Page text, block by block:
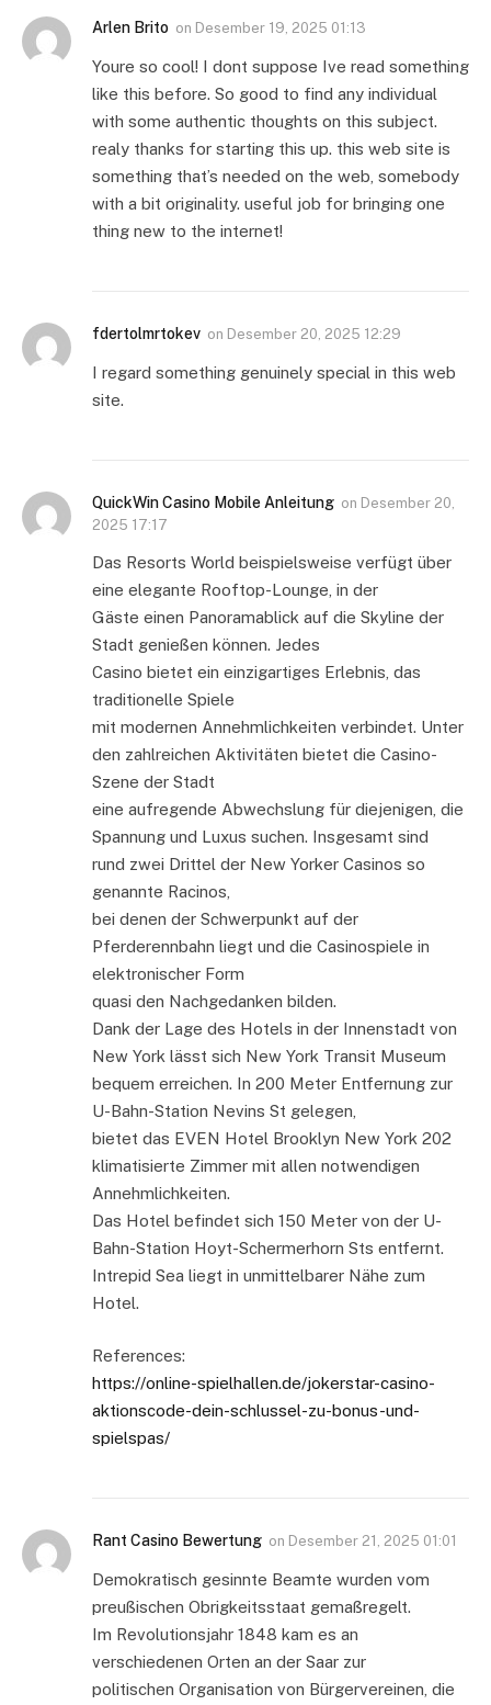
Arlen Brito on Desember 19, 2025 01:13
Youre so cool! I dont suppose Ive read something
like this before. So good to find any individual
with some authentic thoughts on this subject.
realy thanks for starting this up. this web site is
something that’s needed on the web, somebody
with a bit originality. useful job for bringing one
thing new to the internet!
fdertolmrtokev on Desember 20, 2025 12:29
I regard something genuinely special in this web
site.
QuickWin Casino Mobile Anleitung on Desember 20,
2025 17:17
Das Resorts World beispielsweise verfügt über
eine elegante Rooftop-Lounge, in der
Gäste einen Panoramablick auf die Skyline der
Stadt genießen können. Jedes
Casino bietet ein einzigartiges Erlebnis, das
traditionelle Spiele
mit modernen Annehmlichkeiten verbindet. Unter
den zahlreichen Aktivitäten bietet die Casino-
Szene der Stadt
eine aufregende Abwechslung für diejenigen, die
Spannung und Luxus suchen. Insgesamt sind
rund zwei Drittel der New Yorker Casinos so
genannte Racinos,
bei denen der Schwerpunkt auf der
Pferderennbahn liegt und die Casinospiele in
elektronischer Form
quasi den Nachgedanken bilden.
Dank der Lage des Hotels in der Innenstadt von
New York lässt sich New York Transit Museum
bequem erreichen. In 200 Meter Entfernung zur
U-Bahn-Station Nevins St gelegen,
bietet das EVEN Hotel Brooklyn New York 202
klimatisierte Zimmer mit allen notwendigen
Annehmlichkeiten.
Das Hotel befindet sich 150 Meter von der U-
Bahn-Station Hoyt-Schermerhorn Sts entfernt.
Intrepid Sea liegt in unmittelbarer Nähe zum
Hotel.
References:
https://online-spielhallen.de/jokerstar-casino-
aktionscode-dein-schlussel-zu-bonus-und-
spielspas/
Rant Casino Bewertung on Desember 21, 2025 01:01
Demokratisch gesinnte Beamte wurden vom
preußischen Obrigkeitsstaat gemaßregelt.
Im Revolutionsjahr 1848 kam es an
verschiedenen Orten an der Saar zur
politischen Organisation von Bürgervereinen, die